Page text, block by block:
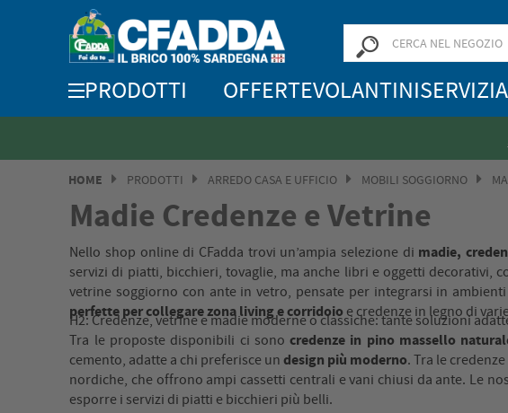
PRODOTTI OFFERTEVOLANTINISERVIZI
Saldi?
HOME PRODOTTI ARREDO CASA E UFFICIO MOBILI SOGGIORNO
Madie Credenze e Vetrine
Nello shop online di CFadda trovi un’ampia selezione di madie,
servizi di piatti, bicchieri, tovaglie, ma anche libri e oggetti decorativi,
vetrine soggiorno con ante in vetro, pensate per integrarsi in
perfette per collegare zona living e corridoio e credenze in legno di
H2: Credenze, vetrine e madie moderne o classiche: tante soluzioni
Tra le proposte disponibili ci sonocredenze in pino massello
cemento, adatte a chi preferisce undesign più moderno. Tra le
nordiche, che offrono ampi cassetti centrali e vani chiusi da ante. Le
esporre i servizi di piatti e bicchieri più belli.